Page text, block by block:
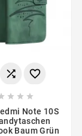
 
  
Note 10S
Baum Grün